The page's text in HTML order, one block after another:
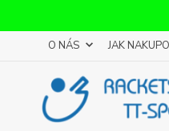
O NÁS JAK